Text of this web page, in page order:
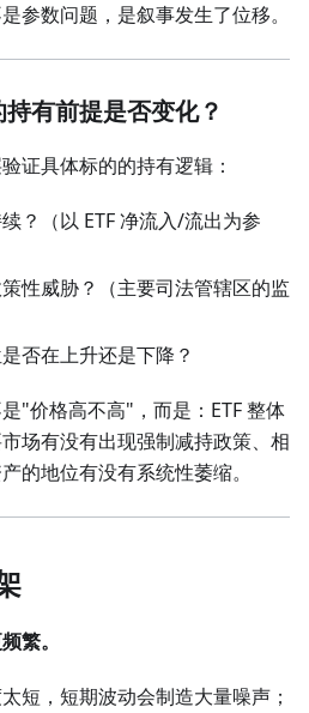
参数问题，是叙事发生了位移。
有前提是否变化？
证具体标的的持有逻辑：
？（以 ETF 净流入/流出为参
性威胁？（主要司法管辖区的监
否在上升还是下降？
"价格高不高"，而是：ETF 整体
场有没有出现强制减持政策、相
的地位有没有系统性萎缩。
繁。
短，短期波动会制造大量噪声；